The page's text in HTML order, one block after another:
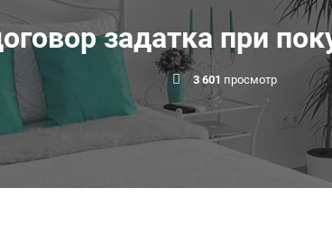
задатка при
3 601 просмотр